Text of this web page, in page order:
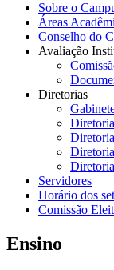
Sobre o
Áreas
Conselho do
Avaliação
Diretorias
Servidores
Horário dos
Comissão
Ensino